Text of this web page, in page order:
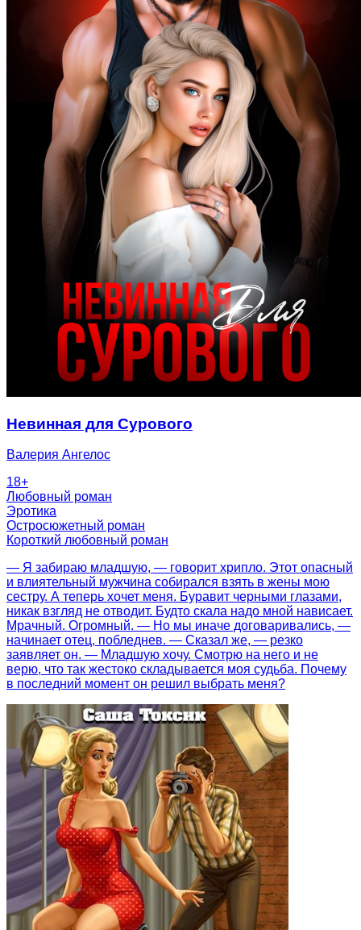
Невинная для Сурового
Валерия Ангелос
18+
Любовный роман
Эротика
Остросюжетный роман
Короткий любовный роман
— Я забираю младшую, — говорит хрипло. Этот опасный
и влиятельный мужчина собирался взять в жены мою
сестру. А теперь хочет меня. Буравит черными глазами,
никак взгляд не отводит. Будто скала надо мной нависает.
Мрачный. Огромный. — Но мы иначе договаривались, —
начинает отец, побледнев. — Сказал же, — резко
заявляет он. — Младшую хочу. Смотрю на него и не
верю, что так жестоко складывается моя судьба. Почему
в последний момент он решил выбрать меня?